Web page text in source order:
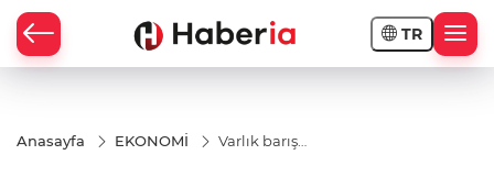
TR
Anasayfa EKONOMİ
Varlık barışı